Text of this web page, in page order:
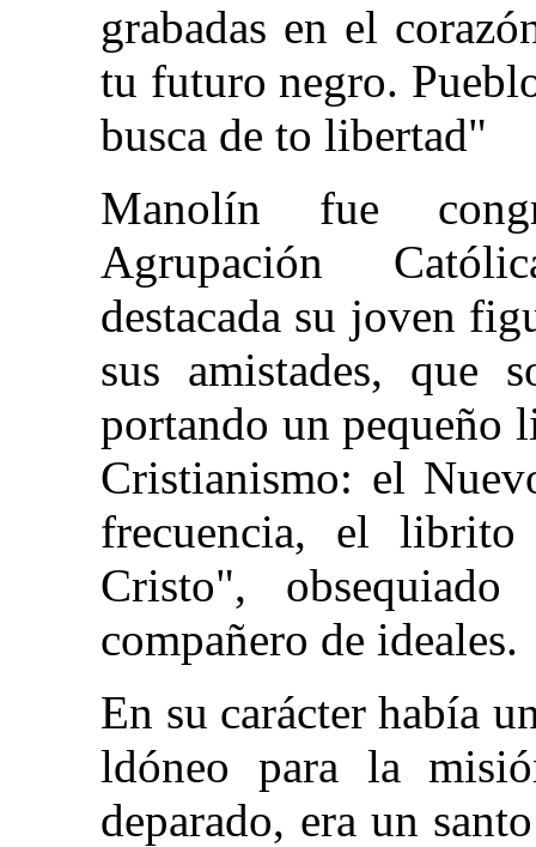
grabadas en el
tu futuro negro.
busca de to libertad"
Manolín fue
Agrupación
destacada su joven
sus amistades, que
portando un pequeño
Cristianismo: el
frecuencia, el
Cristo",
compañero de ideales.
En su carácter había
ldóneo para la
deparado, era un